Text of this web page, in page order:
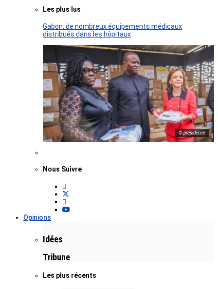
Les plus lus
Gabon: de nombreux équipements médicaux
distribués dans les hôpitaux
© présidence
Nous Suivre
Opinions
Idées
Tribune
Les plus récents